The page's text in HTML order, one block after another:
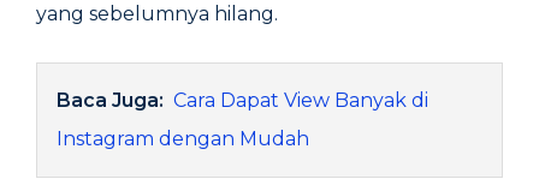
yang sebelumnya hilang.
Baca Juga: Cara Dapat View Banyak di
Instagram dengan Mudah